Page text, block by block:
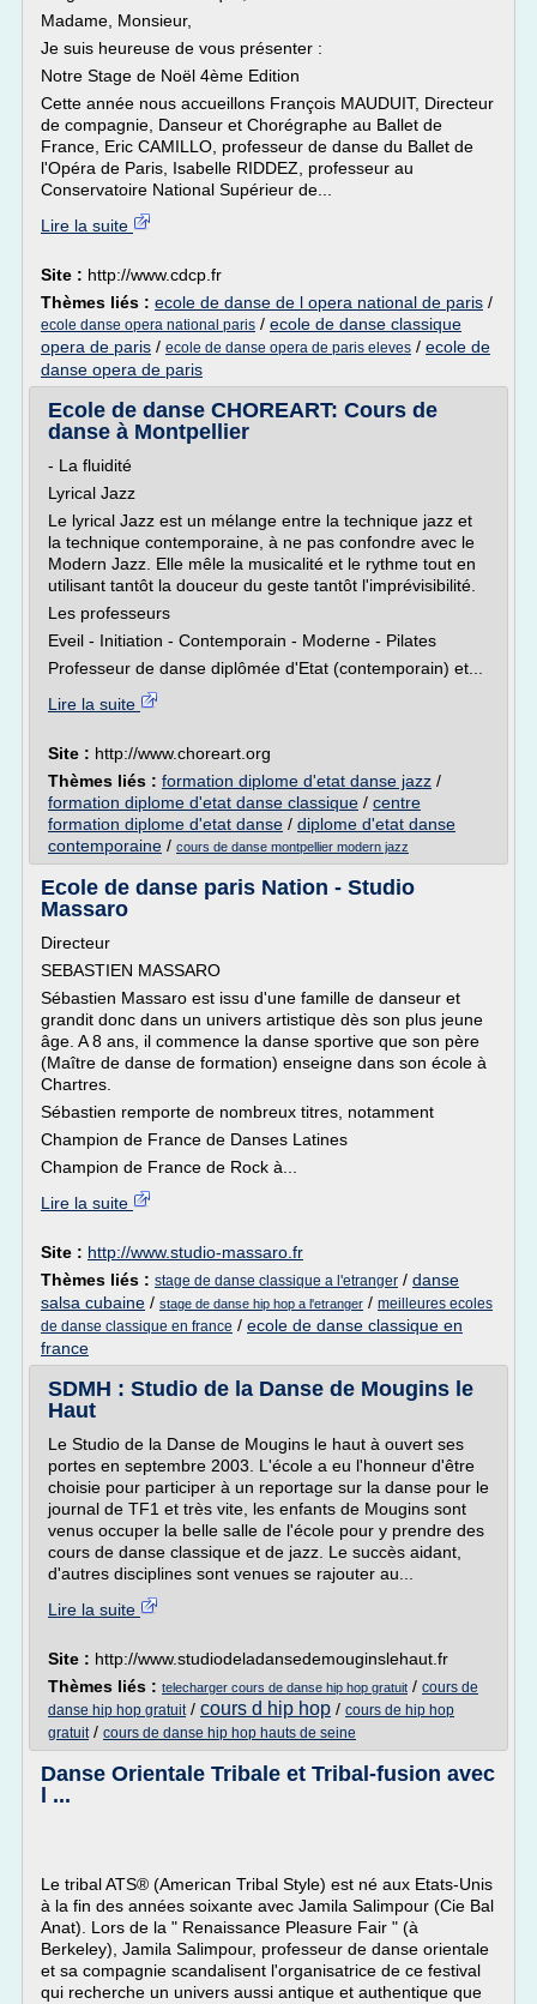
Madame, Monsieur,
Je suis heureuse de vous présenter :
Notre Stage de Noël 4ème Edition
Cette année nous accueillons François MAUDUIT, Directeur
de compagnie, Danseur et Chorégraphe au Ballet de
France, Eric CAMILLO, professeur de danse du Ballet de
l'Opéra de Paris, Isabelle RIDDEZ, professeur au
Conservatoire National Supérieur de...
Lire la suite
Site : http://www.cdcp.fr
Thèmes liés : ecole de danse de l opera national de paris /
ecole danse opera national paris / ecole de danse classique
opera de paris / ecole de danse opera de paris eleves / ecole de
danse opera de paris
Ecole de danse CHOREART: Cours de
danse à Montpellier
- La fluidité
Lyrical Jazz
Le lyrical Jazz est un mélange entre la technique jazz et
la technique contemporaine, à ne pas confondre avec le
Modern Jazz. Elle mêle la musicalité et le rythme tout en
utilisant tantôt la douceur du geste tantôt l'imprévisibilité.
Les professeurs
Eveil - Initiation - Contemporain - Moderne - Pilates
Professeur de danse diplômée d'Etat (contemporain) et...
Lire la suite
Site : http://www.choreart.org
Thèmes liés : formation diplome d'etat danse jazz /
formation diplome d'etat danse classique / centre
formation diplome d'etat danse / diplome d'etat danse
contemporaine / cours de danse montpellier modern jazz
Ecole de danse paris Nation - Studio
Massaro
Directeur
SEBASTIEN MASSARO
Sébastien Massaro est issu d'une famille de danseur et
grandit donc dans un univers artistique dès son plus jeune
âge. A 8 ans, il commence la danse sportive que son père
(Maître de danse de formation) enseigne dans son école à
Chartres.
Sébastien remporte de nombreux titres, notamment
Champion de France de Danses Latines
Champion de France de Rock à...
Lire la suite
Site : http://www.studio-massaro.fr
Thèmes liés : stage de danse classique a l'etranger / danse
salsa cubaine / stage de danse hip hop a l'etranger / meilleures ecoles
de danse classique en france / ecole de danse classique en
france
SDMH : Studio de la Danse de Mougins le
Haut
Le Studio de la Danse de Mougins le haut à ouvert ses
portes en septembre 2003. L'école a eu l'honneur d'être
choisie pour participer à un reportage sur la danse pour le
journal de TF1 et très vite, les enfants de Mougins sont
venus occuper la belle salle de l'école pour y prendre des
cours de danse classique et de jazz. Le succès aidant,
d'autres disciplines sont venues se rajouter au...
Lire la suite
Site : http://www.studiodeladansedemouginslehaut.fr
Thèmes liés : telecharger cours de danse hip hop gratuit / cours de
danse hip hop gratuit/ cours d hip hop / cours de hip hop
gratuit/ cours de danse hip hop hauts de seine
Danse Orientale Tribale et Tribal-fusion avec
l ...
Le tribal ATS® (American Tribal Style) est né aux Etats-Unis
à la fin des années soixante avec Jamila Salimpour (Cie Bal
Anat). Lors de la " Renaissance Pleasure Fair " (à
Berkeley), Jamila Salimpour, professeur de danse orientale
et sa compagnie scandalisent l'organisatrice de ce festival
qui recherche un univers aussi antique et authentique que